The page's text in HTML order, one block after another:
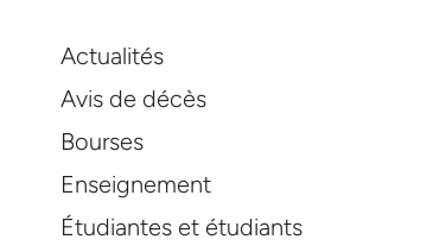
Actualités
Avis de décès
Bourses
Enseignement
Étudiantes et étudiants